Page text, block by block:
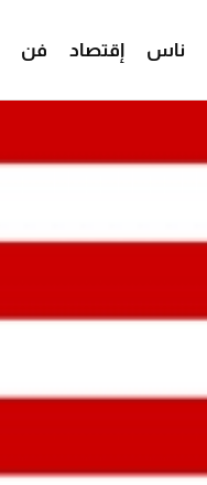
ناس إقتصاد فن